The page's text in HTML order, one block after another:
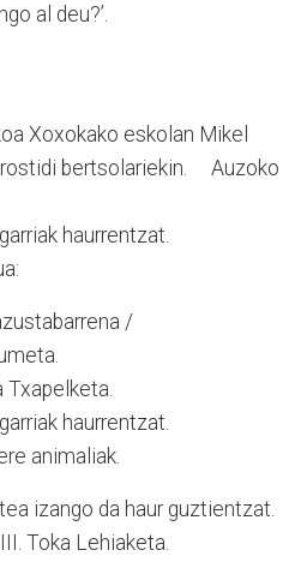
al deu?’.
Xoxokako eskolan Mikel
bertsolariekin. Auzoko
haurrentzat.
/
Txapelketa.
haurrentzat.
animaliak.
da haur guztientzat.
Toka Lehiaketa.